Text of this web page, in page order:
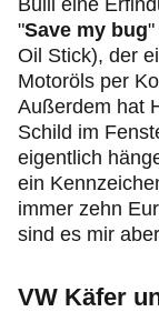
Bulli eine
"Save my bug"
Oil Stick), der
Motoröls per
Außerdem hat
Schild im
eigentlich
ein
immer zehn
sind es mir
VW Käfer